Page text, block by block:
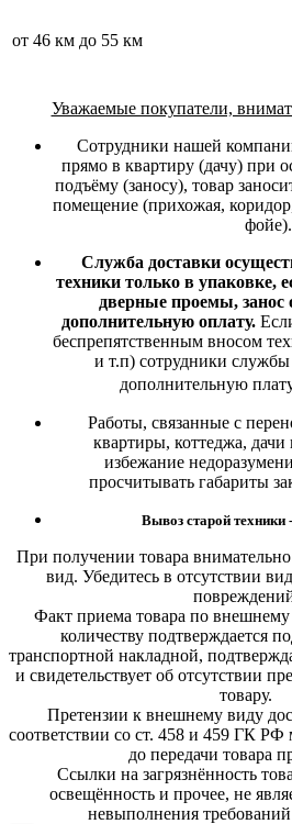
от 46 км до 55 км
Уважаемые покупатели,
Сотрудники нашей
прямо в квартиру (дачу) при
подъёму (заносу), товар
помещение (прихожая,
фойе).
Служба доставки
техники только в упаковке,
дверные проемы, занос
дополнительную оплату.
беспрепятственным вносом
и т.п) сотрудники
дополнительную
Работы, связанные с
квартиры, коттеджа, дачи
избежание
просчитывать габариты
Вывоз старой техники
При получении товара
вид. Убедитесь в отсутствии
Факт приема товара по
количеству подтверждается
транспортной накладной,
и свидетельствует об отсутствии
товару.
Претензии к внешнему виду
соответствии со ст. 458 и 459 ГК РФ
до передачи товара
Ссылки на загрязнённость
освещённость и прочее, не
невыполнения